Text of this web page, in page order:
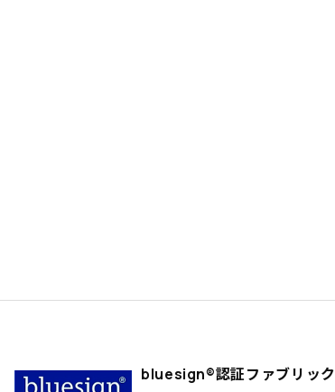
bluesign®認証ファブリック